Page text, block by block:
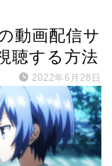
動画配信サ
聴する方法
2022年6月28日